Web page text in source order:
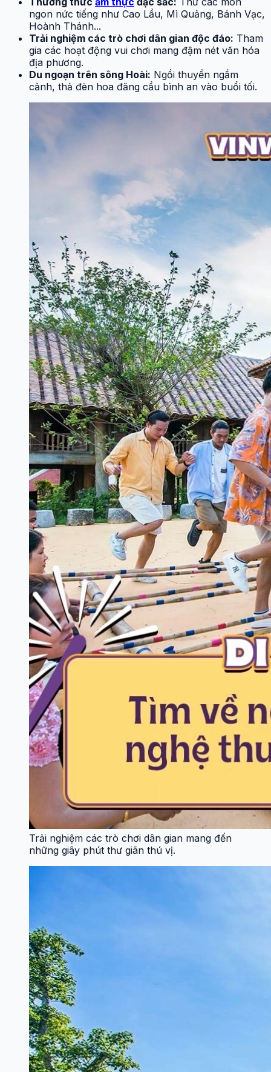
ngon nức tiếng như Cao Lầu, Mì Quảng, Bánh Vạc,
Hoành Thánh...
Trải nghiệm các trò chơi dân gian độc đáo: Tham
gia các hoạt động vui chơi mang đậm nét văn hóa
địa phương.
Du ngoạn trên sông Hoài: Ngồi thuyền ngắm
cảnh, thả đèn hoa đăng cầu bình an vào buổi tối.
Trải nghiệm các trò chơi dân gian mang đến
những giây phút thư giãn thú vị.